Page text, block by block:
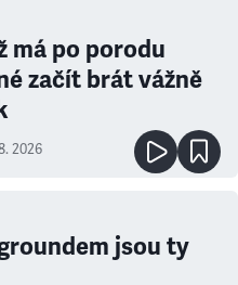
má po porodu
začít brát vážně
2026
jsou ty